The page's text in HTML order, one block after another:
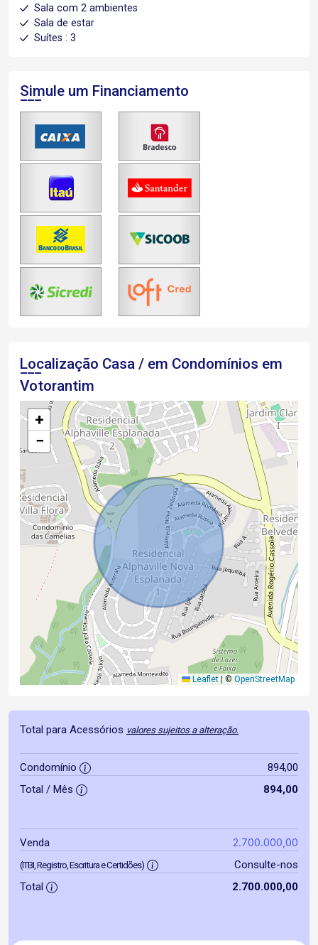
Sala com 2 ambientes
Sala de estar
Suítes : 3
Simule um Financiamento
Localização Casa / em Condomínios em
Votorantim
+
−
Leaflet |©OpenStreetMap
Total para Acessórios valores sujeitos a alteração.
Condomínio
894,00
Total / Mês
894,00
Venda 2.700.000,00
(ITBI, Registro, Escritura e Certidões)
Consulte-nos
Total
2.700.000,00